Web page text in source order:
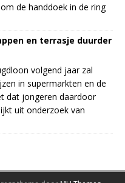
de handdoek in de ring
en terrasje duurder
volgend jaar zal
in supermarkten en de
dat jongeren daardoor
uit onderzoek van